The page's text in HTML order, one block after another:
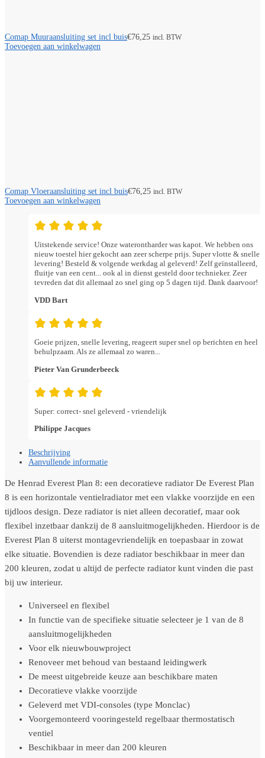
Comap Muuraansluiting set incl buis€76,25 incl. BTW
Toevoegen aan winkelwagen
Comap Vloeraansluiting set incl buis€76,25 incl. BTW
Toevoegen aan winkelwagen
Uitstekende service! Onze waterontharder was kapot. We hebben ons
nieuw toestel hier gekocht aan zeer scherpe prijs. Super vlotte & snelle
levering! Besteld & volgende werkdag al geleverd! Zelf geïnstalleerd,
fluitje van een cent... ook al in dienst gesteld door technieker. Zeer
tevreden dat dit allemaal zo snel ging op 5 dagen tijd. Dank daarvoor!
VDD Bart
Goeie prijzen, snelle levering, reageert super snel op berichten en heel
behulpzaam. Als ze allemaal zo waren...
Pieter Van Grunderbeeck
Super: correct- snel geleverd - vriendelijk
Philippe Jacques
Beschrijving
Aanvullende informatie
De Henrad Everest Plan 8: een decoratieve radiator De Everest Plan
8 is een horizontale ventielradiator met een vlakke voorzijde en een
tijdloos design. Deze radiator is niet alleen decoratief, maar ook
flexibel inzetbaar dankzij de 8 aansluitmogelijkheden. Hierdoor is de
Everest Plan 8 uiterst montagevriendelijk en toepasbaar in zowat
elke situatie. Bovendien is deze radiator beschikbaar in meer dan
200 kleuren, zodat u altijd de perfecte radiator kunt vinden die past
bij uw interieur.
Universeel en flexibel
In functie van de specifieke situatie selecteer je 1 van de 8
aansluitmogelijkheden
Voor elk nieuwbouwproject
Renoveer met behoud van bestaand leidingwerk
De meest uitgebreide keuze aan beschikbare maten
Decoratieve vlakke voorzijde
Geleverd met VDI-consoles (type Monclac)
Voorgemonteerd vooringesteld regelbaar thermostatisch
ventiel
Beschikbaar in meer dan 200 kleuren